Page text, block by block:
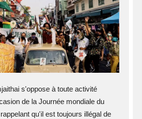
s'oppose à toute activité
de la Journée mondiale du
qu'il est toujours illégal de